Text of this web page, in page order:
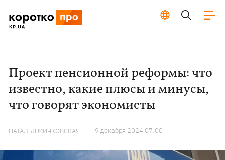
Проект пенсионной реформы: что
известно, какие плюсы и минусы,
что говорят экономисты
НАТАЛЬЯ МИЧКОВСКАЯ 9 декабря 2024 07:00